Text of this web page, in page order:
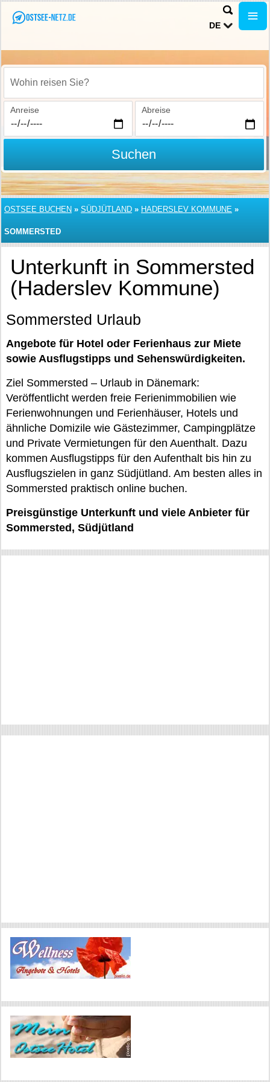
DE
Wohin reisen Sie?
Anreise Abreise
Suchen
OSTSEE BUCHEN » SÜDJÜTLAND » HADERSLEV KOMMUNE »
SOMMERSTED
Unterkunft in Sommersted
(Haderslev Kommune)
Sommersted Urlaub
Angebote für Hotel oder Ferienhaus zur Miete
sowie Ausflugstipps und Sehenswürdigkeiten.
Ziel Sommersted – Urlaub in Dänemark:
Veröffentlicht werden freie Ferienimmobilien wie
Ferienwohnungen und Ferienhäuser, Hotels und
ähnliche Domizile wie Gästezimmer, Campingplätze
und Private Vermietungen für den Auenthalt. Dazu
kommen Ausflugstipps für den Aufenthalt bis hin zu
Ausflugszielen in ganz Südjütland. Am besten alles in
Sommersted praktisch online buchen.
Preisgünstige Unterkunft und viele Anbieter für
Sommersted, Südjütland